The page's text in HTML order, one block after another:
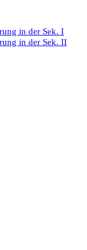
in der Sek. I
in der Sek. II